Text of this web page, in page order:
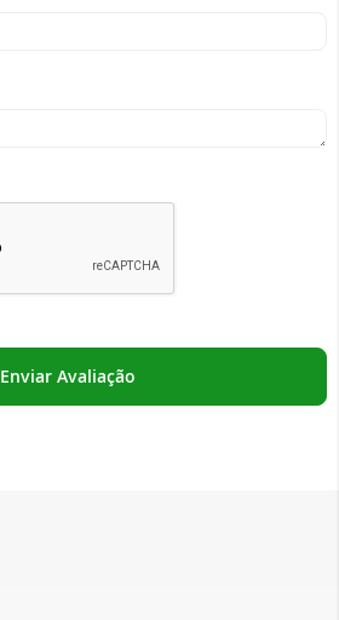
Enviar Avaliação